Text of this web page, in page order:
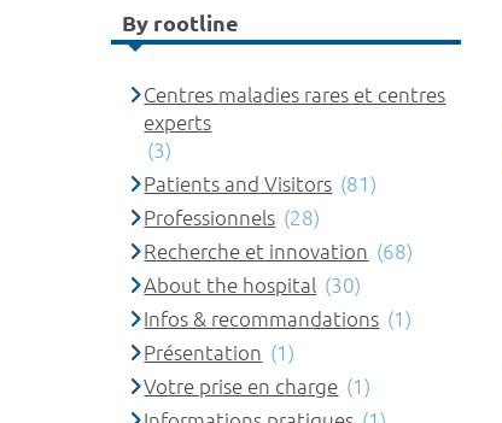
By rootline
Centres maladies rares et centres
experts
(3)
Patients and Visitors (81)
Professionnels (28)
Recherche et innovation (68)
About the hospital (30)
Infos & recommandations (1)
Présentation (1)
Votre prise en charge (1)